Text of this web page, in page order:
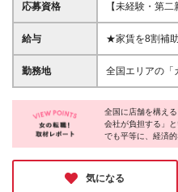
応募資格
【未経験・第
歳以下の方(若
学歴不問 ＼こんな方にピッタリです!／ □新しい出会
不安がある方 □
方 □人と話すこ
入社しています
給与
★家賃を8割補
転勤による引っ
＝＝＝＝＝＝＝
円ほどお得にな
＝＝＝＝＝＝＝＝＝＝＝ 月給
3,100円＋賞与
＋賞与年2回（
手当＋諸手当 ※上記はあくまで参考月給です。ご経
勤務地
全国エリアの「
ります♪ ※最初
決定します ▼詳しい勤務地住所は下記URLをご確認
ください。 https://
通勤・駐車場利
員）という転
り） ※下記に記
は、全国の拠点
全国に店舗を構え
会社が負担する」
でも平等に、経済
に類を見ない魅力
環境で、仕事もプ
正社員、そして安
ワークスタイルを
気になる